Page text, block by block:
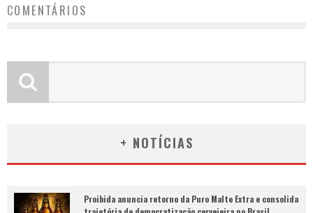
COMENTÁRIOS
+ NOTÍCIAS
Proibida anuncia retorno da Puro Malte Extra e consolida